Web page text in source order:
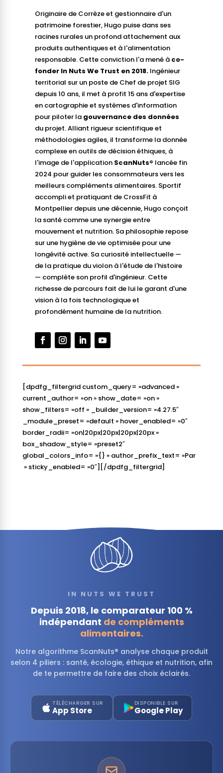
Originaire de Corrèze et gestionnaire d'un
patrimoine forestier, Hugo puise dans ses
racines rurales un profond attachement aux
produits authentiques et à l'alimentation
responsable. Cette conviction l'a mené à co-
fonder In Nuts We Trust en 2018.Ingénieur
territorial sur un poste de Chef de projet SIG
depuis 10 ans, il met à profit 15 ans d'expertise
en cartographie et systèmes d'information
pour piloter la gouvernance des données
du projet. Alliant rigueur scientifique et
méthodologies agiles, il transforme la donnée
complexe en outils de décision éthiques, à
l'image de l'application ScanNuts® lancée fin
2024 pour guider les consommateurs vers les
meilleurs compléments alimentaires. Sportif
accompli et pratiquant de CrossFit à
Montpellier depuis une décennie, Hugo conçoit
la santé comme une synergie entre
mouvement et nutrition. Sa philosophie repose
sur une hygiène de vie optimisée pour une
longévité active. Sa curiosité intellectuelle —
de la pratique du violon à l'étude de l'histoire
— complète son profil d'ingénieur. Cette
richesse de parcours fait de lui le garant d'une
vision à la fois technologique et
profondément humaine de la nutrition.
[dpdfg_filtergrid custom_query= »advanced »
current_author= »on » show_date= »on »
show_filters= »off » _builder_version= »4.27.5″
_module_preset= »default » hover_enabled= »0″
border_radii= »on|20px|20px|20px|20px »
box_shadow_style= »preset2″
global_colors_info= »{} » author_prefix_text= »Par
» sticky_enabled= »0″][/dpdfg_filtergrid]
IN NUTS WE TRUST
Depuis 2018, le comparateur 100 %
indépendant de compléments
alimentaires.
Notre algorithme ScanNuts® analyse chaque produit
selon 4 piliers : santé, écologie, éthique et nutrition, afin
de te permettre de faire des choix éclairés.
TÉLÉCHARGER SUR
App Store
DISPONIBLE SUR
Google Play